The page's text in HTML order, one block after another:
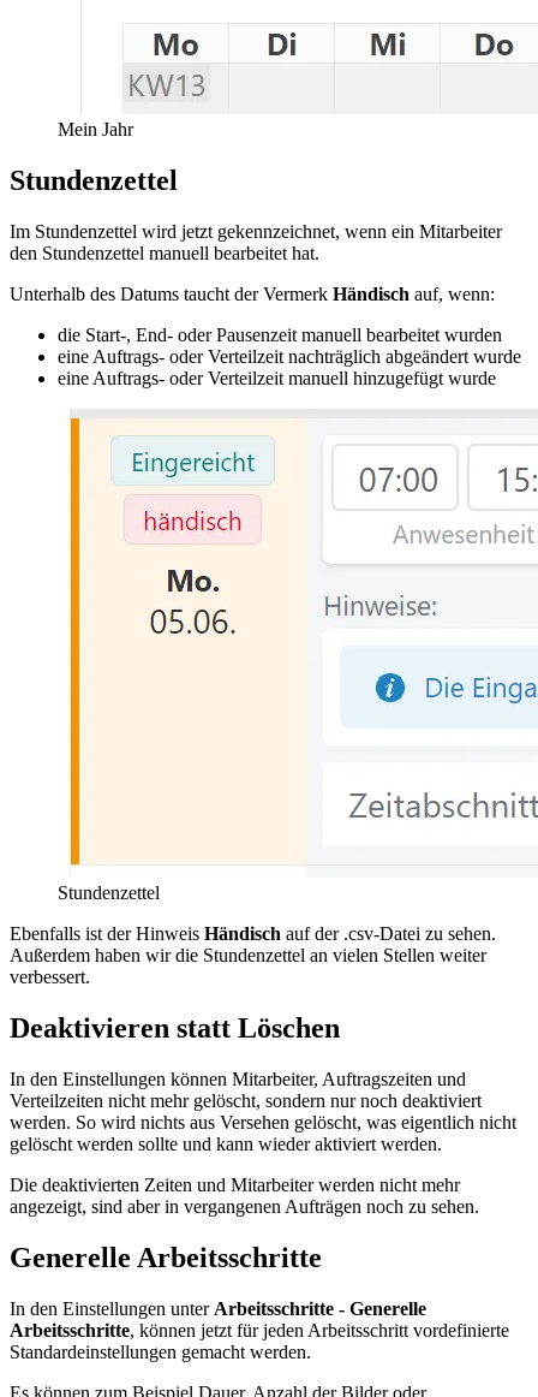
Mein Jahr
Stundenzettel
Im Stundenzettel wird jetzt gekennzeichnet, wenn ein Mitarbeiter
den Stundenzettel manuell bearbeitet hat.
Unterhalb des Datums taucht der Vermerk Händisch auf, wenn:
die Start-, End- oder Pausenzeit manuell bearbeitet wurden
eine Auftrags- oder Verteilzeit nachträglich abgeändert wurde
eine Auftrags- oder Verteilzeit manuell hinzugefügt wurde
Stundenzettel
Ebenfalls ist der Hinweis Händisch auf der .csv-Datei zu sehen.
Außerdem haben wir die Stundenzettel an vielen Stellen weiter
verbessert.
Deaktivieren statt Löschen
In den Einstellungen können Mitarbeiter, Auftragszeiten und
Verteilzeiten nicht mehr gelöscht, sondern nur noch deaktiviert
werden. So wird nichts aus Versehen gelöscht, was eigentlich nicht
gelöscht werden sollte und kann wieder aktiviert werden.
Die deaktivierten Zeiten und Mitarbeiter werden nicht mehr
angezeigt, sind aber in vergangenen Aufträgen noch zu sehen.
Generelle Arbeitsschritte
In den Einstellungen unter Arbeitsschritte - Generelle
Arbeitsschritte, können jetzt für jeden Arbeitsschritt vordefinierte
Standardeinstellungen gemacht werden.
Es können zum Beispiel Dauer, Anzahl der Bilder oder